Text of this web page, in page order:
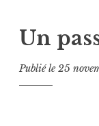
Un
Publié le25